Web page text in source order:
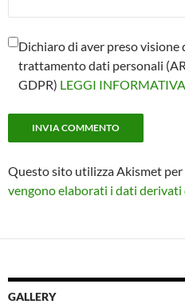
Dichiaro di aver preso visione
trattamento dati personali
GDPR) LEGGI INFORMATIVA
Questo sito utilizza Akismet
vengono elaborati i dati derivati
GALLERY